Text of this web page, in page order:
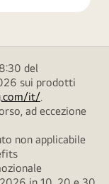
del
sui prodotti
it/.
ad eccezione
non applicabile